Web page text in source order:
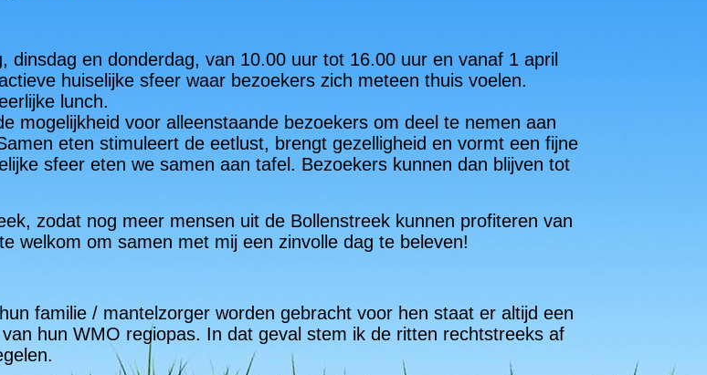
dinsdag en donderdag, van 10.00 uur tot 16.00 uur en vanaf 1 april
huiselijke sfeer waar bezoekers zich meteen thuis voelen.
lunch.
mogelijkheid voor alleenstaande bezoekers om deel te nemen aan
eten stimuleert de eetlust, brengt gezelligheid en vormt een fijne
sfeer eten we samen aan tafel. Bezoekers kunnen dan blijven tot
zodat nog meer mensen uit de Bollenstreek kunnen profiteren van
welkom om samen met mij een zinvolle dag te beleven!
familie / mantelzorger worden gebracht voor hen staat er altijd een
hun WMO regiopas. In dat geval stem ik de ritten rechtstreeks af